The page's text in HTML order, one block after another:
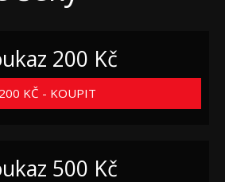
200 Kč
200 KČ - KOUPIT
500 Kč